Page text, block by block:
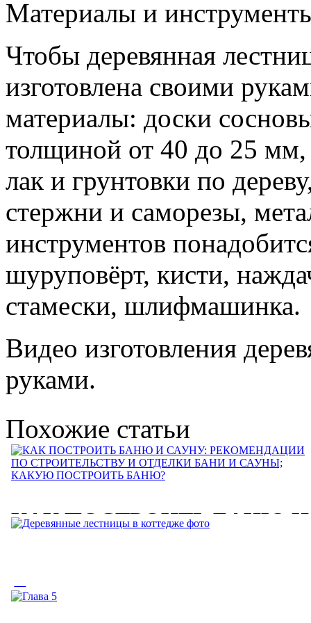
Материалы и
Чтобы деревянная
изготовлена своими
материалы: доски
толщиной от 40 до 25 мм,
лак и грунтовки по
стержни и саморезы,
инструментов
шуруповёрт, кисти,
стамески, шлифмашинка.
Видео изготовления
руками.
Похожие статьи
КАК ПОСТРОИТЬ БАНЮ И
ОТДЕЛКИ БАНИ И САУНЫ;
Деревянные лестницы в